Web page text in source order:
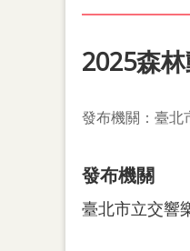
2025森
發布機關：臺北
發布機關
臺北市立交響